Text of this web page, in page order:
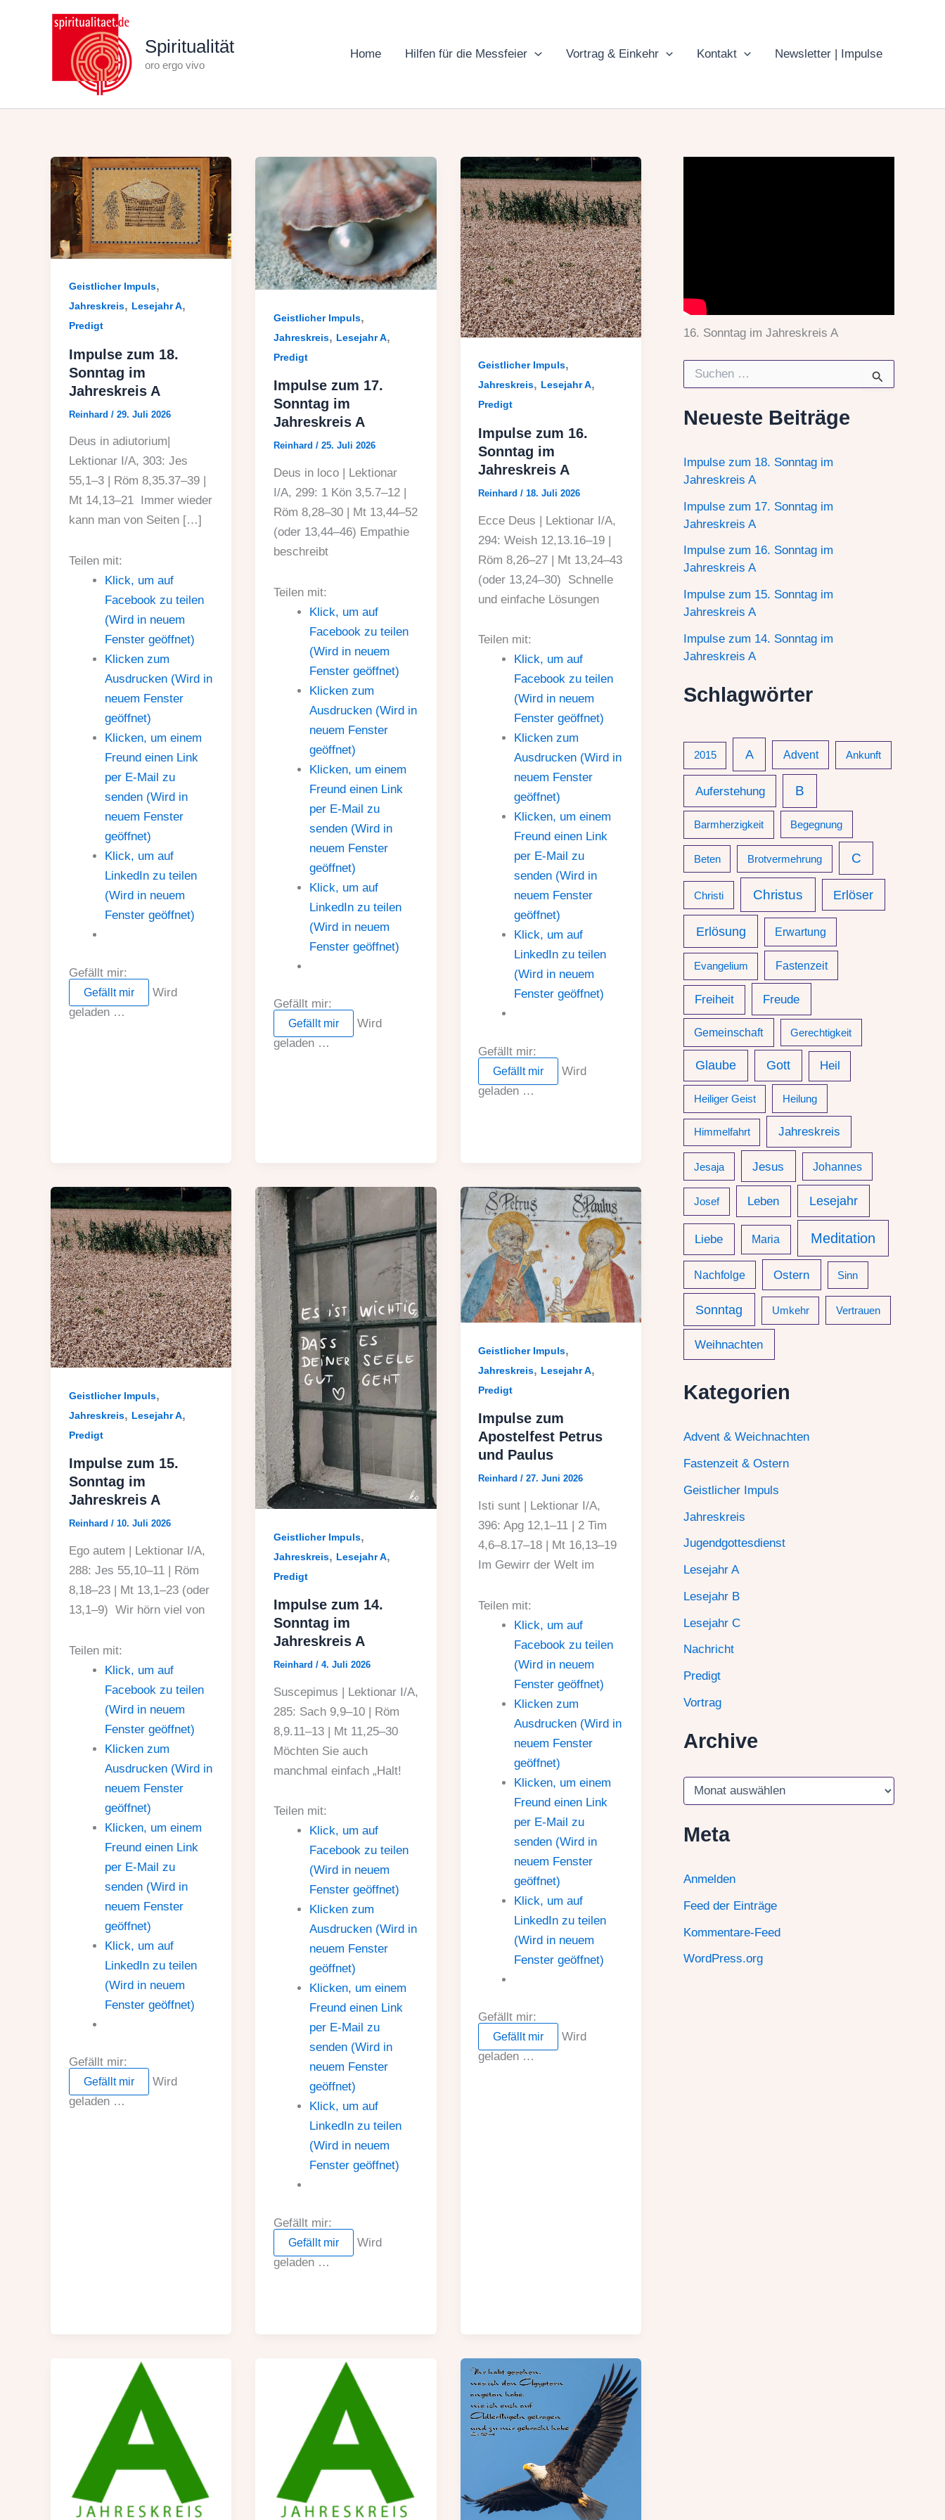
Spiritualität
oro ergo vivo
Home Hilfen für die Messfeier Vortrag & Einkehr Kontakt Newsletter | Impulse
Geistlicher Impuls,
Jahreskreis, Lesejahr A,
Predigt
Impulse zum 18.
Sonntag im
Jahreskreis A
Reinhard / 29. Juli 2026
Deus in adiutorium|
Lektionar I/A, 303: Jes
55,1–3 | Röm 8,35.37–39 |
Mt 14,13–21 Immer wieder
kann man von Seiten […]
Teilen mit:
Klick, um auf
Facebook zu teilen
(Wird in neuem
Fenster geöffnet)
Klicken zum
Ausdrucken (Wird in
neuem Fenster
geöffnet)
Klicken, um einem
Freund einen Link
per E-Mail zu
senden (Wird in
neuem Fenster
geöffnet)
Klick, um auf
LinkedIn zu teilen
(Wird in neuem
Fenster geöffnet)
Gefällt mir:
Gefällt mir
Wird
geladen …
Geistlicher Impuls,
Jahreskreis, Lesejahr A,
Predigt
Impulse zum 17.
Sonntag im
Jahreskreis A
Reinhard / 25. Juli 2026
Deus in loco | Lektionar
I/A, 299: 1 Kön 3,5.7–12 |
Röm 8,28–30 | Mt 13,44–52
(oder 13,44–46) Empathie
beschreibt
Teilen mit:
Klick, um auf
Facebook zu teilen
(Wird in neuem
Fenster geöffnet)
Klicken zum
Ausdrucken (Wird in
neuem Fenster
geöffnet)
Klicken, um einem
Freund einen Link
per E-Mail zu
senden (Wird in
neuem Fenster
geöffnet)
Klick, um auf
LinkedIn zu teilen
(Wird in neuem
Fenster geöffnet)
Gefällt mir:
Gefällt mir
Wird
geladen …
Geistlicher Impuls,
Jahreskreis, Lesejahr A,
Predigt
Impulse zum 16.
Sonntag im
Jahreskreis A
Reinhard/18. Juli 2026
Ecce Deus | Lektionar I/A,
294: Weish 12,13.16–19 |
Röm 8,26–27 | Mt 13,24–43
(oder 13,24–30) Schnelle
und einfache Lösungen
Teilen mit:
Klick, um auf
Facebook zu teilen
(Wird in neuem
Fenster geöffnet)
Klicken zum
Ausdrucken (Wird in
neuem Fenster
geöffnet)
Klicken, um einem
Freund einen Link
per E-Mail zu
senden (Wird in
neuem Fenster
geöffnet)
Klick, um auf
LinkedIn zu teilen
(Wird in neuem
Fenster geöffnet)
Gefällt mir:
Gefällt mir
Wird
geladen …
Geistlicher Impuls,
Jahreskreis, Lesejahr A,
Predigt
Impulse zum 15.
Sonntag im
Jahreskreis A
Reinhard / 10. Juli 2026
Ego autem | Lektionar I/A,
288: Jes 55,10–11 | Röm
8,18–23 | Mt 13,1–23 (oder
13,1–9) Wir hörn viel von
Teilen mit:
Klick, um auf
Facebook zu teilen
(Wird in neuem
Fenster geöffnet)
Klicken zum
Ausdrucken (Wird in
neuem Fenster
geöffnet)
Klicken, um einem
Freund einen Link
per E-Mail zu
senden (Wird in
neuem Fenster
geöffnet)
Klick, um auf
LinkedIn zu teilen
(Wird in neuem
Fenster geöffnet)
Gefällt mir:
Gefällt mir
Wird
geladen …
Geistlicher Impuls,
Jahreskreis, Lesejahr A,
Predigt
Impulse zum 14.
Sonntag im
Jahreskreis A
Reinhard / 4. Juli 2026
Suscepimus | Lektionar I/A,
285: Sach 9,9–10 | Röm
8,9.11–13 | Mt 11,25–30
Möchten Sie auch
manchmal einfach „Halt!
Teilen mit:
Klick, um auf
Facebook zu teilen
(Wird in neuem
Fenster geöffnet)
Klicken zum
Ausdrucken (Wird in
neuem Fenster
geöffnet)
Klicken, um einem
Freund einen Link
per E-Mail zu
senden (Wird in
neuem Fenster
geöffnet)
Klick, um auf
LinkedIn zu teilen
(Wird in neuem
Fenster geöffnet)
Gefällt mir:
Gefällt mir
Wird
geladen …
Geistlicher Impuls,
Jahreskreis, Lesejahr A,
Predigt
Impulse zum
Apostelfest Petrus
und Paulus
Reinhard/27. Juni 2026
Isti sunt | Lektionar I/A,
396: Apg 12,1–11 | 2 Tim
4,6–8.17–18 | Mt 16,13–19
Im Gewirr der Welt im
Teilen mit:
Klick, um auf
Facebook zu teilen
(Wird in neuem
Fenster geöffnet)
Klicken zum
Ausdrucken (Wird in
neuem Fenster
geöffnet)
Klicken, um einem
Freund einen Link
per E-Mail zu
senden (Wird in
neuem Fenster
geöffnet)
Klick, um auf
LinkedIn zu teilen
(Wird in neuem
Fenster geöffnet)
Gefällt mir:
Gefällt mir
Wird
geladen …
16. Sonntag im Jahreskreis A
h
e
a
c
Neueste Beiträge
Impulse zum 18. Sonntag im
Jahreskreis A
Impulse zum 17. Sonntag im
Jahreskreis A
Impulse zum 16. Sonntag im
Jahreskreis A
Impulse zum 15. Sonntag im
Jahreskreis A
Impulse zum 14. Sonntag im
Jahreskreis A
Schlagwörter
2015 A Advent Ankunft
Auferstehung B
Barmherzigkeit Begegnung
Beten Brotvermehrung C
Christi Christus Erlöser
Erlösung Erwartung
Evangelium Fastenzeit
Freiheit Freude
Gemeinschaft Gerechtigkeit
Glaube Gott Heil
Heiliger Geist Heilung
Himmelfahrt Jahreskreis
Jesaja Jesus Johannes
Josef Leben Lesejahr
Liebe Maria Meditation
Nachfolge Ostern Sinn
Sonntag Umkehr Vertrauen
Weihnachten
Kategorien
Advent & Weichnachten
Fastenzeit & Ostern
Geistlicher Impuls
Jahreskreis
Jugendgottesdienst
Lesejahr A
Lesejahr B
Lesejahr C
Nachricht
Predigt
Vortrag
Archive
A
h
Meta
Anmelden
Feed der Einträge
Kommentare-Feed
WordPress.org